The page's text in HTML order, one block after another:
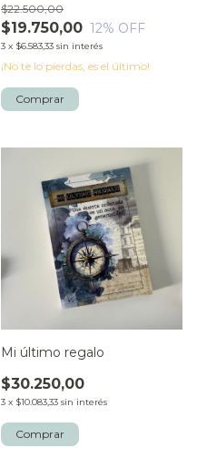
$19.750,00
$22.500,00
12% OFF
3 x $6.583,33 sin interés
¡No te lo pierdas, es el último!
Mi último regalo
$30.250,00
3 x $10.083,33 sin interés